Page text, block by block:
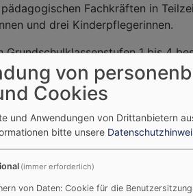
Fachkräften in
und drei Kinderpflegerinnen.
1 bis 4
von
Cookies
und Anwendungen von Drittanbietern
bitte unsere
(immer erforderlich)
von Daten: Cookie für die Benutzersitzung